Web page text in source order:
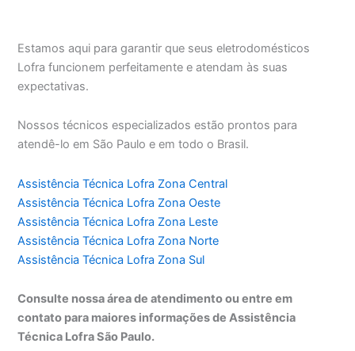
Estamos aqui para garantir que seus eletrodomésticos
Lofra funcionem perfeitamente e atendam às suas
expectativas.
Nossos técnicos especializados estão prontos para
atendê-lo em São Paulo e em todo o Brasil.
Assistência Técnica Lofra Zona Central
Assistência Técnica Lofra Zona Oeste
Assistência Técnica Lofra Zona Leste
Assistência Técnica Lofra Zona Norte
Assistência Técnica Lofra Zona Sul
Consulte nossa área de atendimento ou entre em
contato para maiores informações de Assistência
Técnica Lofra São Paulo.